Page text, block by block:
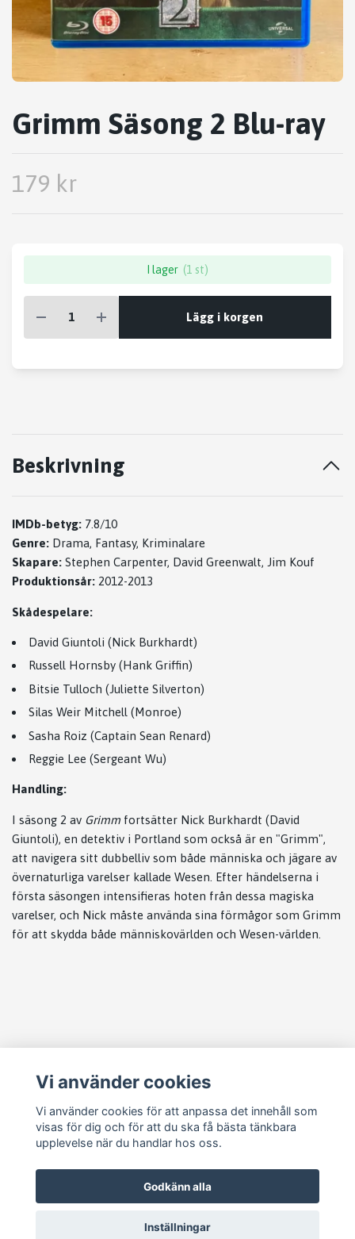
Grimm Säsong 2 Blu-ray
179 kr
I lager (1 st)
Lägg i korgen
Beskrivning
IMDb-betyg: 7.8/10
Genre: Drama, Fantasy, Kriminalare
Skapare: Stephen Carpenter, David Greenwalt, Jim Kouf
Produktionsår: 2012-2013
Skådespelare:
David Giuntoli (Nick Burkhardt)
Russell Hornsby (Hank Griffin)
Bitsie Tulloch (Juliette Silverton)
Silas Weir Mitchell (Monroe)
Sasha Roiz (Captain Sean Renard)
Reggie Lee (Sergeant Wu)
Handling:
I säsong 2 av Grimm fortsätter Nick Burkhardt (David
Giuntoli), en detektiv i Portland som också är en "Grimm",
att navigera sitt dubbelliv som både människa och jägare av
övernaturliga varelser kallade Wesen. Efter händelserna i
första säsongen intensifieras hoten från dessa magiska
varelser, och Nick måste använda sina förmågor som Grimm
för att skydda både människovärlden och Wesen-världen.
Läs mer
Köpvillkor
Kontakt
Cookie Concent
Vi använder cookies
Vi använder cookies för att anpassa det innehåll som
visas för dig och för att du ska få bästa tänkbara
upplevelse när du handlar hos oss.
Godkänn alla
Inställningar